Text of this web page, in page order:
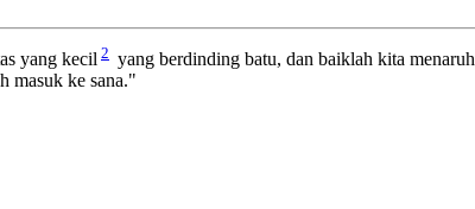
yang kecil 2 yang berdinding batu, dan baiklah kita menaruh
masuk ke sana."